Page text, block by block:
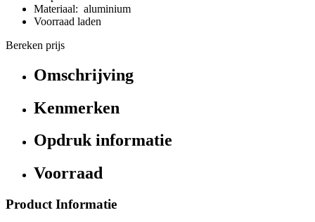
Materiaal: aluminium
Voorraad laden
Bereken prijs
Omschrijving
Kenmerken
Opdruk informatie
Voorraad
Product Informatie